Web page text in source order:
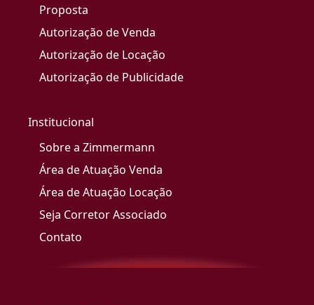
Proposta
Autorização de Venda
Autorização de Locação
Autorização de Publicidade
Institucional
Sobre a Zimmermann
Área de Atuação Venda
Área de Atuação Locação
Seja Corretor Associado
Contato